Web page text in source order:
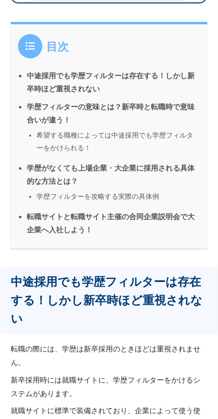
目次
中途採用でも学歴フィルターは存在する！しかし新
卒時ほど重視されない
学歴フィルターの意味とは？新卒時と転職時で意味
合いが違う！
希望する職種によっては中途採用でも学歴フィルタ
ーをかけられる！
学歴がなくても上場企業・大企業に採用される具体
的な方法とは？
学歴フィルターを攻略する実際の具体例
転職サイトと転職サイト主催の合同企業説明会で大
企業へ入社しよう！
中途採用でも学歴フィルターは存在
する！しかし新卒時ほど重視されな
い
転職の際には、学歴は新卒採用のときほどは重視されませ
ん。
新卒採用時には就職サイトに、学歴フィルターをかけるシ
ステムがあります。
就職サイトに標準で装備されており、企業によって使う使